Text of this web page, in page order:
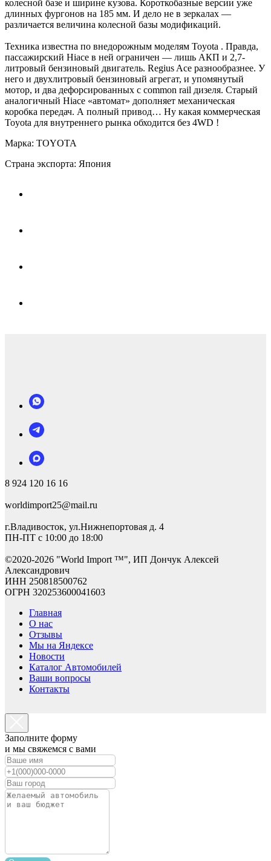
колесной базе и ширине кузова. Короткобазные версии уже
длинных фургонов на 185 мм. И дело не в зеркалах —
различается величина колесной базы модификаций.
Техника известна по внедорожным моделям Toyota . Правда,
пассажирский Hiace в ней ограничен — лишь АКП и 2,7-
литровый бензиновый двигатель. Regius Ace разнообразнее. У
него и двухлитровый бензиновый агрегат, и упомянутый
мотор, и два дефорсированных с common rail дизеля. Старый
аналогичный Hiace «автомат» дополняет механическая
коробка передач. А полный привод… Ну какая коммерческая
Toyota для внутреннего рынка обходится без 4WD !
Марка: TOYOTA
Страна экспорта: Япония
8 924 120 16 16
worldimport25@mail.ru
г.Владивосток, ул.Нижнепортовая д. 4
ПН-ПТ с 10:00 до 18:00
©2020-2026 "World Import ™", ИП Дончук Алексей
Александрович
ИНН 250818500762
ОГРН 320253600041603
Главная
О нас
Отзывы
Мы на Яндексе
Новости
Каталог Автомобилей
Ваши вопросы
Контакты
Заполните форму
и мы свяжемся с вами